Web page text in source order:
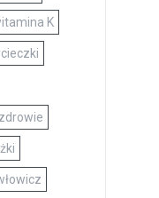
K
zdrowie